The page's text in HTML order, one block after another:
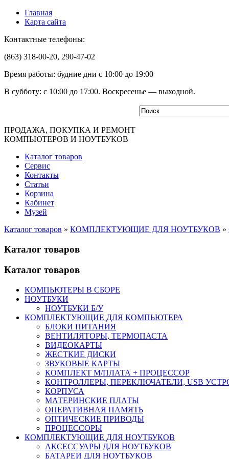
Главная
Карта сайта
Контактные телефоны:
(863) 318-00-20, 290-47-02
Время работы: будние дни с 10:00 до 19:00
В субботу: с 10:00 до 17:00. Воскресенье — выходной.
ПРОДАЖА, ПОКУПКА И РЕМОНТ
КОМПЬЮТЕРОВ И НОУТБУКОВ
Каталог товаров
Сервис
Контакты
Статьи
Корзина
Кабинет
Музей
Каталог товаров » КОМПЛЕКТУЮЩИЕ ДЛЯ НОУТБУКОВ »
Каталог товаров
Каталог товаров
КОМПЬЮТЕРЫ В СБОРЕ
НОУТБУКИ
НОУТБУКИ Б/У
КОМПЛЕКТУЮЩИЕ ДЛЯ КОМПЬЮТЕРА
БЛОКИ ПИТАНИЯ
ВЕНТИЛЯТОРЫ, ТЕРМОПАСТА
ВИДЕОКАРТЫ
ЖЕСТКИЕ ДИСКИ
ЗВУКОВЫЕ КАРТЫ
КОМПЛЕКТ М/ПЛАТА + ПРОЦЕССОР
КОНТРОЛЛЕРЫ, ПЕРЕКЛЮЧАТЕЛИ, USB
КОРПУСА
МАТЕРИНСКИЕ ПЛАТЫ
ОПЕРАТИВНАЯ ПАМЯТЬ
ОПТИЧЕСКИЕ ПРИВОДЫ
ПРОЦЕССОРЫ
КОМПЛЕКТУЮЩИЕ ДЛЯ НОУТБУКОВ
АКСЕССУАРЫ ДЛЯ НОУТБУКОВ
БАТАРЕИ ДЛЯ НОУТБУКОВ